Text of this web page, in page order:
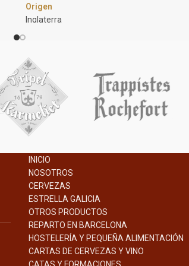
Origen
Inglaterra
Estilo
Ginebra
Formato
12 x 5cl
6 x 20cl
Descripción
INICIO
NOSOTROS
CERVEZAS
ESTRELLA GALICIA
OTROS PRODUCTOS
REPARTO EN BARCELONA
HOSTELERÍA Y PEQUEÑA ALIMENTACIÓN
CARTAS DE CERVEZAS Y VINO